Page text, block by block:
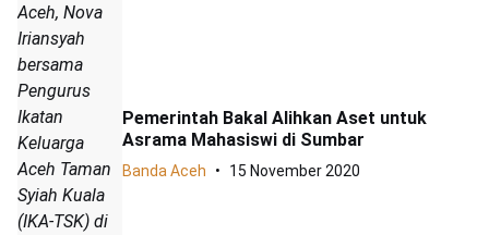
Aceh, Nova
Iriansyah
bersama
Pengurus
Ikatan
Keluarga
Aceh Taman
Syiah Kuala
(IKA-TSK) di
Pemerintah Bakal Alihkan Aset untuk
Asrama Mahasiswi di Sumbar
Banda Aceh 15 November 2020